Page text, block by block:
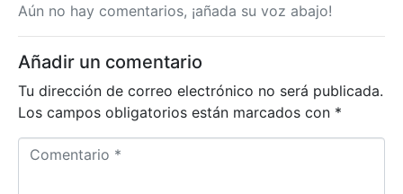
Aún no hay comentarios, ¡añada su voz abajo!
Añadir un comentario
Tu dirección de correo electrónico no será publicada.
Los campos obligatorios están marcados con *